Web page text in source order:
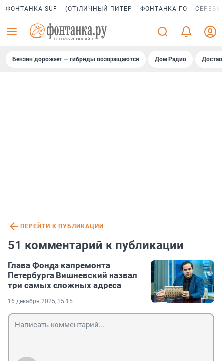
ФОНТАНКА SUP (ОТ)ЛИЧНЫЙ ПИТЕР ФОНТАНКА ГО
Бензин дорожает — гибриды возвращаются Дом Радио
ПЕРЕЙТИ К ПУБЛИКАЦИИ
51 комментарий к публикации
Глава Фонда капремонта
Петербурга Вишневский назвал
три самых сложных адреса
16 декабря 2025, 15:15